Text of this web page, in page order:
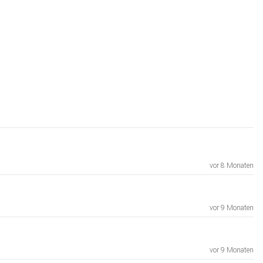
vor 8 Monaten
vor 9 Monaten
vor 9 Monaten